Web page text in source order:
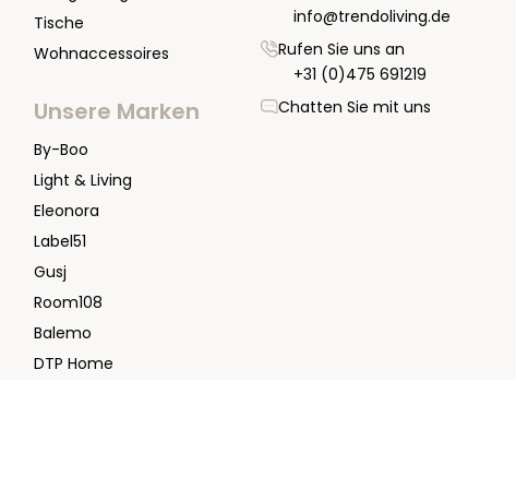
Tische
Wohnaccessoires
Unsere Marken
By-Boo
Light & Living
Eleonora
Label51
Gusj
Room108
Balemo
DTP Home
info@trendoliving.de
Rufen Sie uns an
+31 (0)475 691219
Chatten Sie mit uns